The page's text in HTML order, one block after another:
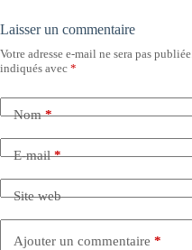
Laisser un commentaire
Votre adresse e-mail ne sera pas publiée.
indiqués avec *
Nom*
E-mail*
Site web
Ajouter un commentaire *